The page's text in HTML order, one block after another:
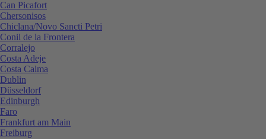
Can Picafort
Chersonisos
Chiclana/Novo Sancti Petri
Conil de la Frontera
Corralejo
Costa Adeje
Costa Calma
Dublin
Düsseldorf
Edinburgh
Faro
Frankfurt am Main
Freiburg